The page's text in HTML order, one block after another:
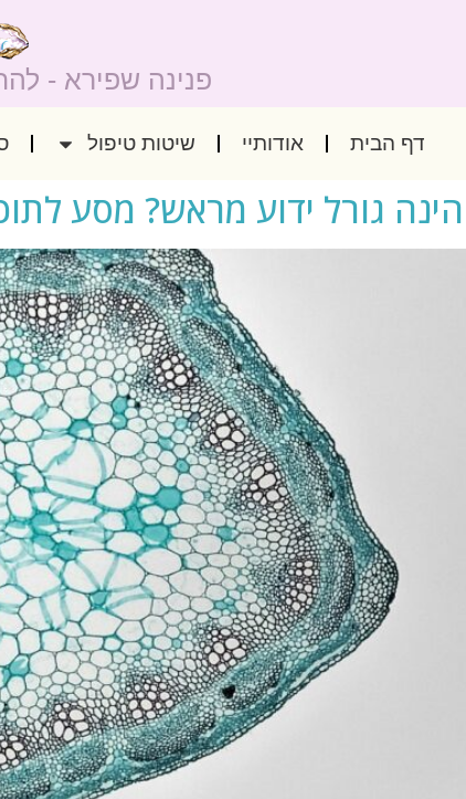
פנינה שפירא -
דף הבית אודותיי שיטות טיפול
גורל ידוע מראש? מסע